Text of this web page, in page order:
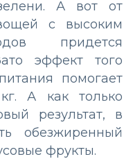
А вот от
с высоким
придется
эффект того
помогает
А как только
результат, в
обезжиренный
фрукты.